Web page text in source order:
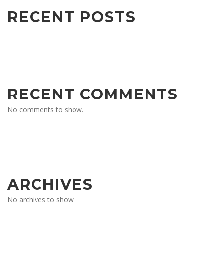
RECENT POSTS
RECENT COMMENTS
No comments to show.
ARCHIVES
No archives to show.